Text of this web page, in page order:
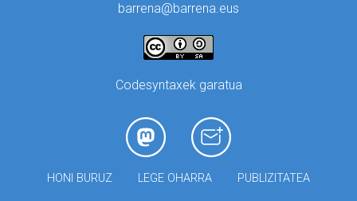
barrena@barrena.eus
Codesyntaxek garatua
HONI BURUZ LEGE OHARRA PUBLIZITATEA